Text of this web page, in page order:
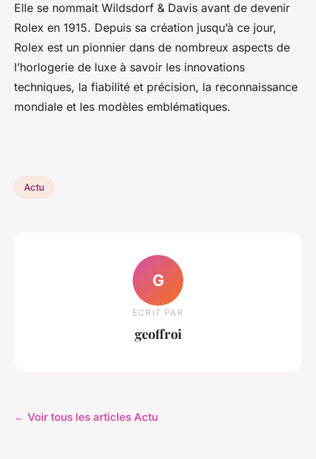
Elle se nommait Wildsdorf & Davis avant de devenir
Rolex en 1915. Depuis sa création jusqu’à ce jour,
Rolex est un pionnier dans de nombreux aspects de
l’horlogerie de luxe à savoir les innovations
techniques, la fiabilité et précision, la reconnaissance
mondiale et les modèles emblématiques.
Actu
G
ECRIT PAR
geoffroi
← Voir tous les articles Actu